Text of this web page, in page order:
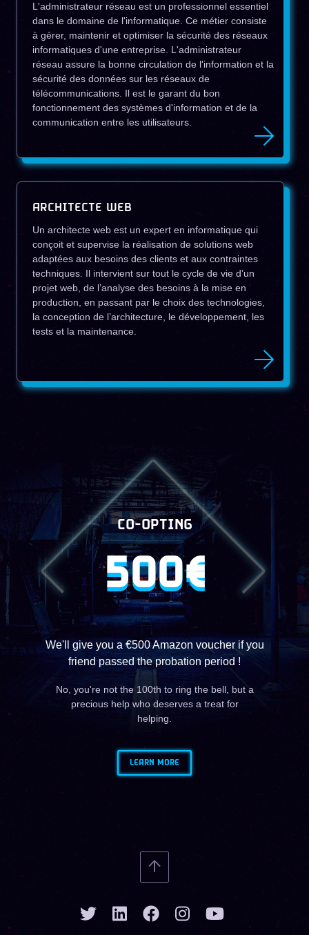
L'administrateur réseau est un professionnel essentiel
dans le domaine de l'informatique. Ce métier consiste
à gérer, maintenir et optimiser la sécurité des réseaux
informatiques d'une entreprise. L'administrateur
réseau assure la bonne circulation de l'information et la
sécurité des données sur les réseaux de
télécommunications. Il est le garant du bon
fonctionnement des systèmes d'information et de la
communication entre les utilisateurs.
ARCHITECTE WEB
Un architecte web est un expert en informatique qui
conçoit et supervise la réalisation de solutions web
adaptées aux besoins des clients et aux contraintes
techniques. Il intervient sur tout le cycle de vie d’un
projet web, de l’analyse des besoins à la mise en
production, en passant par le choix des technologies,
la conception de l’architecture, le développement, les
tests et la maintenance.
CO-OPTING
500€
We'll give you a €500 Amazon voucher if you
friend passed the probation period !
No, you're not the 100th to ring the bell, but a
precious help who deserves a treat for
helping.
LEARN MORE